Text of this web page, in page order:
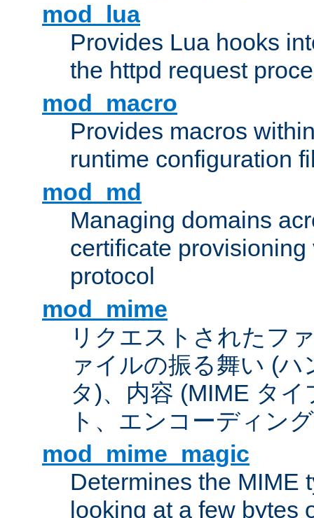
mod_lua
Provides Lua hooks
the httpd request
mod_macro
Provides macros
runtime configuration
mod_md
Managing domains
certificate provisioning
protocol
mod_mime
リクエストされたフ
ァイルの振る舞い (
タ)、内容 (MIME タ
ト、エンコーディン
mod_mime_magic
Determines the MIME
looking at a few bytes